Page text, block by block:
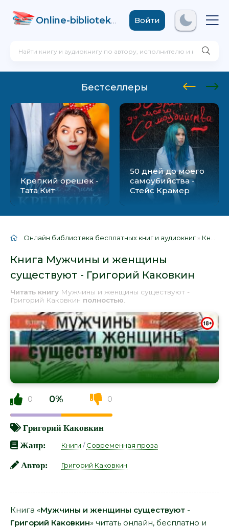
Online-biblioteka .comВойти
Бестселлеры
Крепкий орешек -
Тата Кит
50 дней до моего
самоубийства -
Стейс Крамер
Онлайн библиотека бесплатных книг и аудиокниг » Книги
Книга Мужчины и женщины
существуют - Григорий Каковкин
Читать книгу Мужчины и женщины существуют -
Григорий Каковкин полностью
0 0% 0
Григорий Каковкин
Жанр:
Книги /Современная проза
Автор: Григорий Каковкин
Книга «Мужчины и женщины существуют -
Григорий Каковкин» читать онлайн, бесплатно и